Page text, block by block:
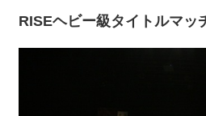
RISEヘビー級タイトルマッ